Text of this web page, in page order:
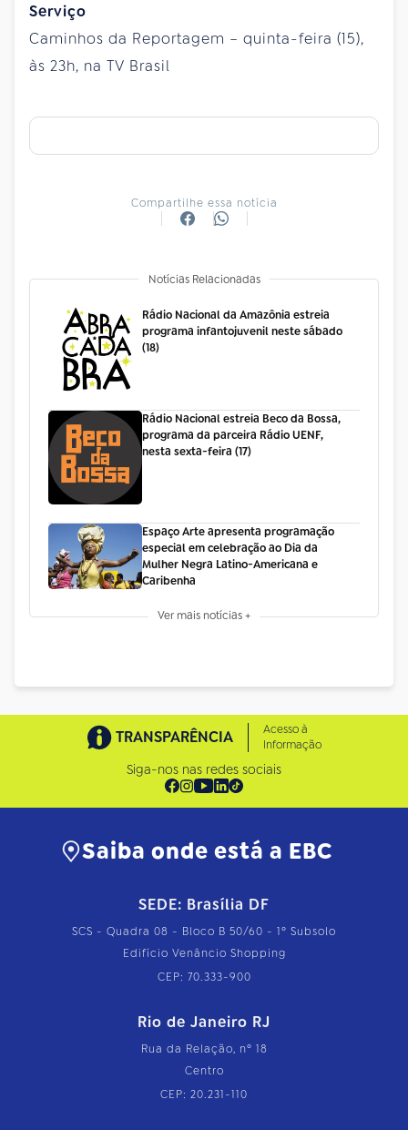
Serviço
Caminhos da Reportagem – quinta-feira (15),
às 23h, na TV Brasil
Compartilhe essa notícia
Notícias Relacionadas
Rádio Nacional da Amazônia estreia
programa infantojuvenil neste sábado
(18)
Rádio Nacional estreia Beco da Bossa,
programa da parceira Rádio UENF,
nesta sexta-feira (17)
Espaço Arte apresenta programação
especial em celebração ao Dia da
Mulher Negra Latino-Americana e
Caribenha
Ver mais notícias +
TRANSPARÊNCIA
Acesso à
Informação
Siga-nos nas redes sociais
Saiba onde está a EBC
SEDE: Brasília DF
SCS - Quadra 08 - Bloco B 50/60 - 1º Subsolo
Edifício Venâncio Shopping
CEP: 70.333-900
Rio de Janeiro RJ
Rua da Relação, nº 18
Centro
CEP: 20.231-110